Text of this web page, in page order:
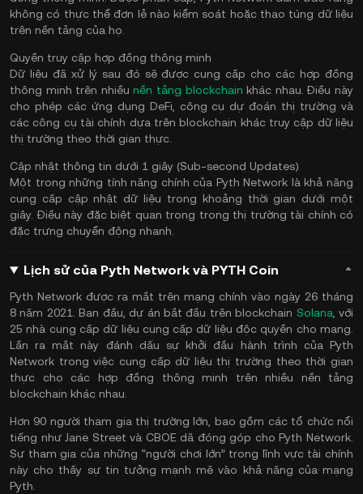
không có thực thể đơn lẻ nào kiểm soát hoặc thao túng dữ liệu
trên nền tảng của họ.
Quyền truy cập hợp đồng thông minh
Dữ liệu đã xử lý sau đó sẽ được cung cấp cho các hợp đồng
thông minh trên nhiều nền tảng blockchain khác nhau. Điều này
cho phép các ứng dụng DeFi, công cụ dự đoán thị trường và
các công cụ tài chính dựa trên blockchain khác truy cập dữ liệu
thị trường theo thời gian thực.
Cập nhật thông tin dưới 1 giây (Sub-second Updates)
Một trong những tính năng chính của Pyth Network là khả năng
cung cấp cập nhật dữ liệu trong khoảng thời gian dưới một
giây. Điều này đặc biệt quan trọng trong thị trường tài chính có
đặc trưng chuyển động nhanh.
Lịch sử của Pyth Network và PYTH Coin
Pyth Network được ra mắt trên mạng chính vào ngày 26 tháng
8 năm 2021. Ban đầu, dự án bắt đầu trên blockchain Solana , với
25 nhà cung cấp dữ liệu cung cấp dữ liệu độc quyền cho mạng.
Lần ra mắt này đánh dấu sự khởi đầu hành trình của Pyth
Network trong việc cung cấp dữ liệu thị trường theo thời gian
thực cho các hợp đồng thông minh trên nhiều nền tảng
blockchain khác nhau.
Hơn 90 người tham gia thị trường lớn, bao gồm các tổ chức nổi
tiếng như Jane Street và CBOE dã đóng góp cho Pyth Network.
Sự tham gia của những “người chơi lớn” trong lĩnh vực tài chính
này cho thấy sự tin tưởng mạnh mẽ vào khả năng của mạng
Pyth.